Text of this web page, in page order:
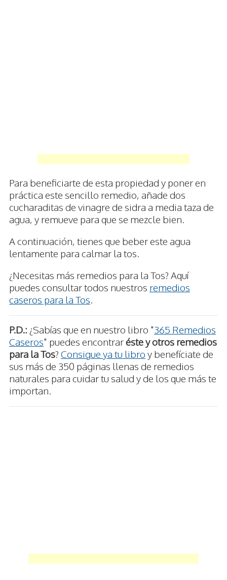
Para beneficiarte de esta propiedad y poner en
práctica este sencillo remedio, añade dos
cucharaditas de vinagre de sidra a media taza de
agua, y remueve para que se mezcle bien.
A continuación, tienes que beber este agua
lentamente para calmar la tos.
¿Necesitas más remedios para la Tos? Aquí
puedes consultar todos nuestros remedios
caseros para la Tos
P.D.: ¿Sabías que en nuestro libro "365 Remedios
Caseros" puedes encontraréste y otros remedios
para la Tos? Consigue ya tu libro y benefíciate de
sus más de 350 páginas llenas de remedios
naturales para cuidar tu salud y de los que más te
importan.